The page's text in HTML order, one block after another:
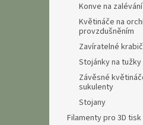
Konve na zalévání
Květináče na
provzdušněním
Zavíratelné
Stojánky na tužky
Závěsné
sukulenty
Stojany
Filamenty pro 3D tisk